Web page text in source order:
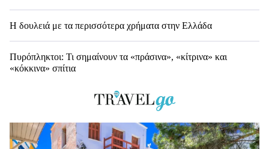
Η δουλειά με τα περισσότερα χρήματα στην Ελλάδα
Πυρόπληκτοι: Τι σημαίνουν τα «πράσινα», «κίτρινα» και
«κόκκινα» σπίτια